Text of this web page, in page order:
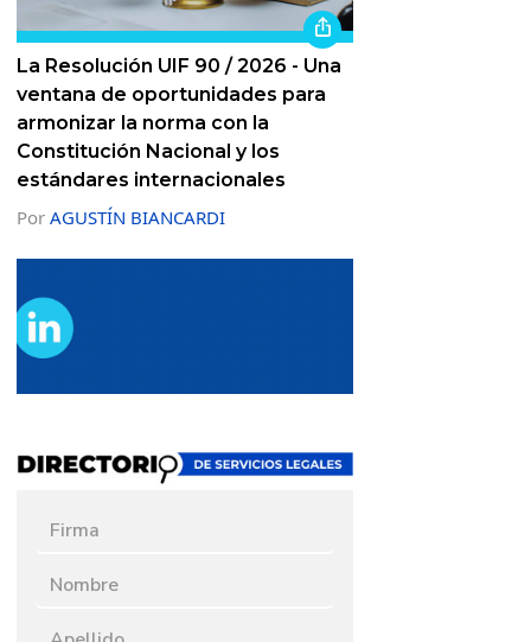
La Resolución UIF 90 / 2026 - Una
ventana de oportunidades para
armonizar la norma con la
Constitución Nacional y los
estándares internacionales
Por AGUSTÍN BIANCARDI